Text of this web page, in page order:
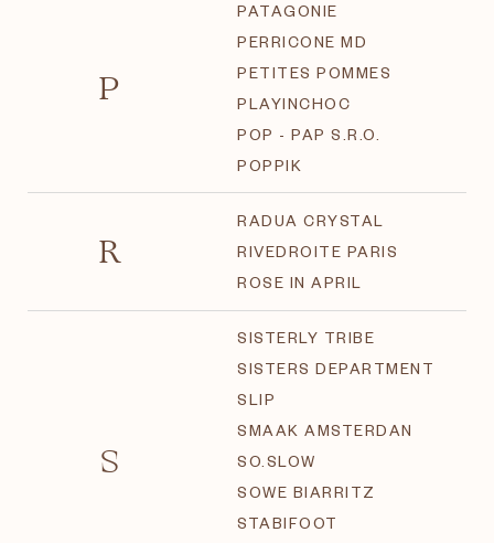
P
PATAGONIE
PERRICONE MD
PETITES POMMES
PLAYINCHOC
POP - PAP S.R.O.
POPPIK
R
RADUA CRYSTAL
RIVEDROITE PARIS
ROSE IN APRIL
S
SISTERLY TRIBE
SISTERS DEPARTMENT
SLIP
SMAAK AMSTERDAN
SO.SLOW
SOWE BIARRITZ
STABIFOOT